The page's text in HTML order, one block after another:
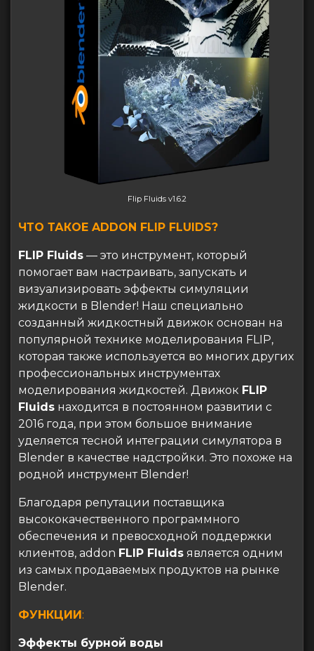
Flip Fluids v1.6.2
ЧТО ТАКОЕ ADDON FLIP FLUIDS?
FLIP Fluids — это инструмент, который
помогает вам настраивать, запускать и
визуализировать эффекты симуляции
жидкости в Blender! Наш специально
созданный жидкостный движок основан на
популярной технике моделирования FLIP,
которая также используется во многих других
профессиональных инструментах
моделирования жидкостей. Движок FLIP
Fluids находится в постоянном развитии с
2016 года, при этом большое внимание
уделяется тесной интеграции симулятора в
Blender в качестве надстройки. Это похоже на
родной инструмент Blender!
Благодаря репутации поставщика
высококачественного программного
обеспечения и превосходной поддержки
клиентов, addon FLIP Fluids является одним
из самых продаваемых продуктов на рынке
Blender.
ФУНКЦИИ:
Эффекты бурной воды